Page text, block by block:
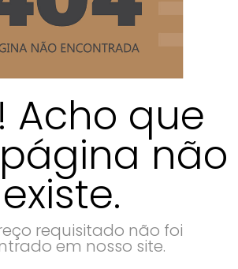
Acho que
não
existe.
requisitado não foi
em nosso site.